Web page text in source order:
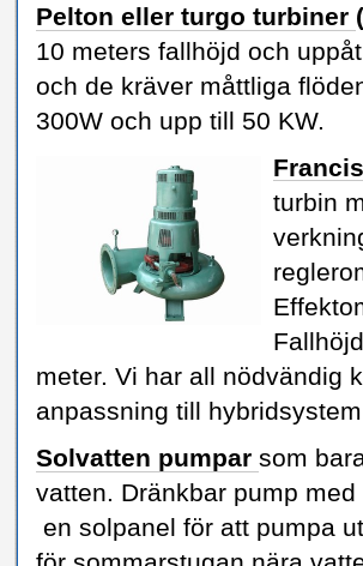
Pelton eller turgo turbiner
10 meters fallhöjd och
och de kräver måttliga
300W och upp till 50 KW.
turbin
meter. Vi har all nödvändig
anpassning till
Solvatten pumpar som
vatten. Dränkbar pump
en solpanel för att pumpa